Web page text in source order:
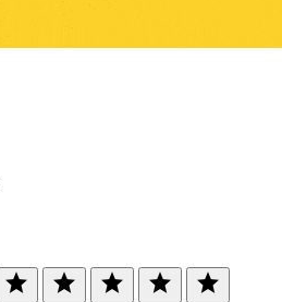
star star star star
star